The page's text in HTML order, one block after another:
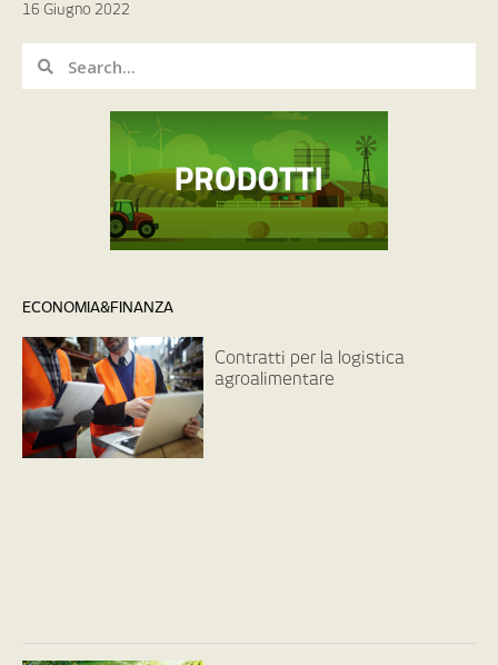
16 Giugno 2022
ECONOMIA&FINANZA
Contratti per la logistica
agroalimentare